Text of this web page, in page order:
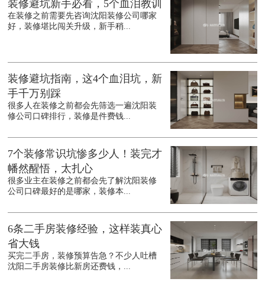
装修避坑新手必看，5个血泪教训
在装修之前需要先咨询沈阳装修公司哪家
好，装修堪比闯关升级，新手稍...
装修避坑指南，这4个血泪坑，新
手千万别踩
很多人在装修之前都会先筛选一遍沈阳装
修公司口碑排行，装修是件费钱...
7个装修常识坑惨多少人！装完才
幡然醒悟，太扎心
很多业主在装修之前都会先了解沈阳装修
公司口碑最好的是哪家，装修本...
6条二手房装修经验，这样装真心
省大钱
买完二手房，装修预算告急？不少人吐槽
沈阳二手房装修比新房还费钱，...